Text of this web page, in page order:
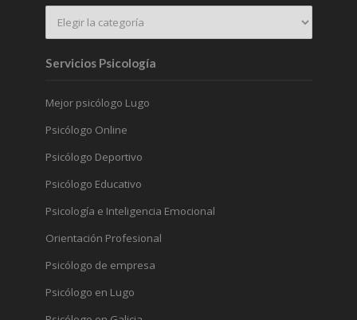
Servicios Psicología
Mejor psicólogo Lugo
Psicólogo Online
Psicólogo Deportivo
Psicólogo Educativo
Psicología e Inteligencia Emocional
Orientación Profesional
Psicólogo de empresa
Psicólogo en Lugo